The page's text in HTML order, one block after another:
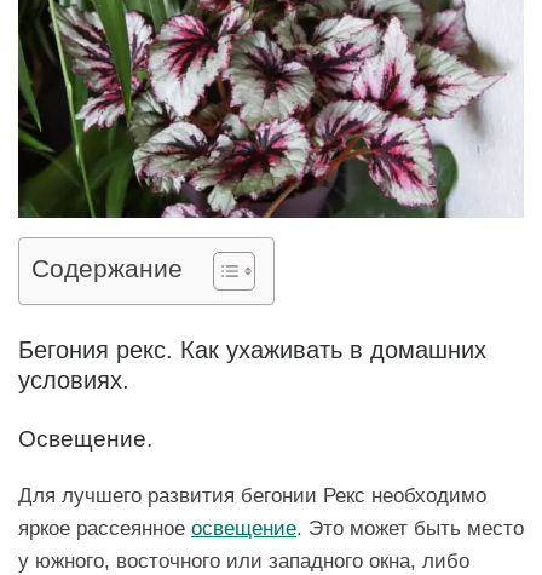
Содержание
Бегония рекс. Как ухаживать в домашних
условиях.
Освещение.
Для лучшего развития бегонии Рекс необходимо
яркое рассеянное освещение. Это может быть место
у южного, восточного или западного окна, либо